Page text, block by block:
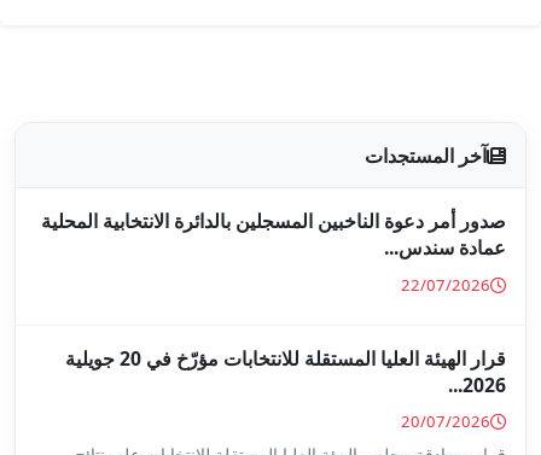
بالدائرة الانتخابية المحلية
قرار الهيئة العليا المستقلة للانتخابات مؤرّخ في 20 جويلية